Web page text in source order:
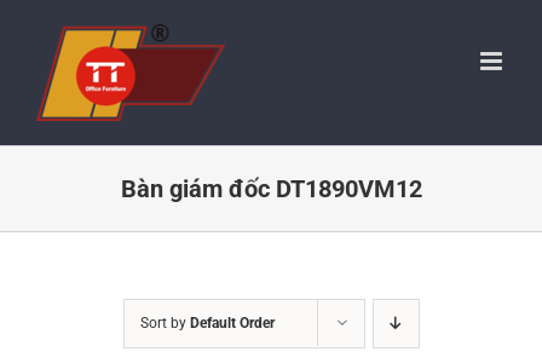
content
Bàn giám đốc DT1890VM12
Sort by Default Order